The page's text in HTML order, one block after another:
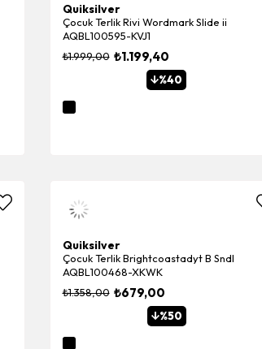
Quiksilver
Çocuk Terlik Rivi Wordmark Slide ii
AQBL100595-KVJ1
₺1.199,40
₺1.999,00
%40
Quiksilver
Çocuk Terlik Brightcoastadyt B Sndl
AQBL100468-XKWK
₺679,00
₺1.358,00
%50